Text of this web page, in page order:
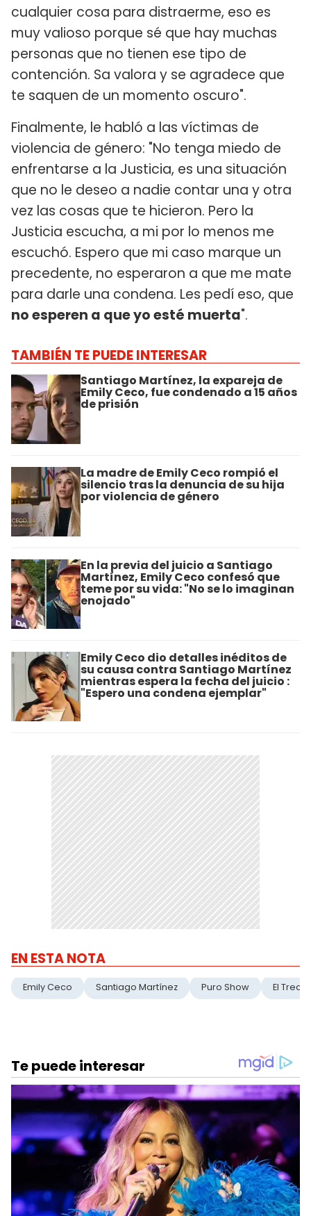
cualquier cosa para distraerme, eso es
muy valioso porque sé que hay muchas
personas que no tienen ese tipo de
contención. Sa valora y se agradece que
te saquen de un momento oscuro".
Finalmente, le habló a las víctimas de
violencia de género: "No tenga miedo de
enfrentarse a la Justicia, es una situación
que no le deseo a nadie contar una y otra
vez las cosas que te hicieron. Pero la
Justicia escucha, a mi por lo menos me
escuchó. Espero que mi caso marque un
precedente, no esperaron a que me mate
para darle una condena. Les pedí eso, que
no esperen a que yo esté muerta".
TAMBIÉN TE PUEDE INTERESAR
Santiago Martínez, la expareja de
Emily Ceco, fue condenado a 15 años
de prisión
La madre de Emily Ceco rompió el
silencio tras la denuncia de su hija
por violencia de género
En la previa del juicio a Santiago
Martínez, Emily Ceco confesó que
teme por su vida: "No se lo imaginan
enojado"
Emily Ceco dio detalles inéditos de
su causa contra Santiago Martínez
mientras espera la fecha del juicio :
"Espero una condena ejemplar"
EN ESTA NOTA
Emily Ceco Santiago Martínez Puro Show El Trece